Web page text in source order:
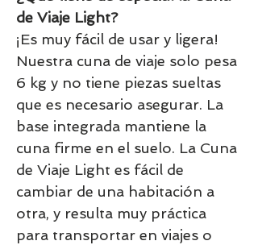
de Viaje Light?
¡Es muy fácil de usar y ligera!
Nuestra cuna de viaje solo pesa
6 kg y no tiene piezas sueltas
que es necesario asegurar. La
base integrada mantiene la
cuna firme en el suelo. La Cuna
de Viaje Light es fácil de
cambiar de una habitación a
otra, y resulta muy práctica
para transportar en viajes o